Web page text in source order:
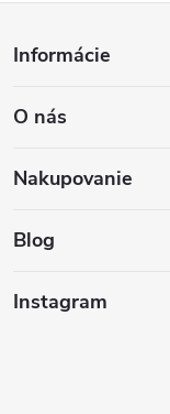
p
ä
Informácie
O nás
Nakupovanie
Blog
Instagram